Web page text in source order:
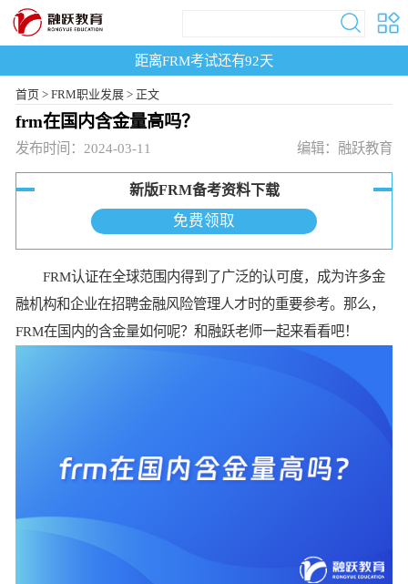
距离FRM考试还有92天
首页> FRM职业发展 > 正文
frm在国内含金量高吗？
发布时间：2024-03-11 编辑：融跃教育
新版FRM备考资料下载
免费领取
FRM认证在全球范围内得到了广泛的认可度，成为许多金
融机构和企业在招聘金融风险管理人才时的重要参考。那么，
FRM在国内的含金量如何呢？和融跃老师一起来看看吧！